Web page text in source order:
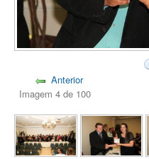
Anterior
Imagem 4 de 100